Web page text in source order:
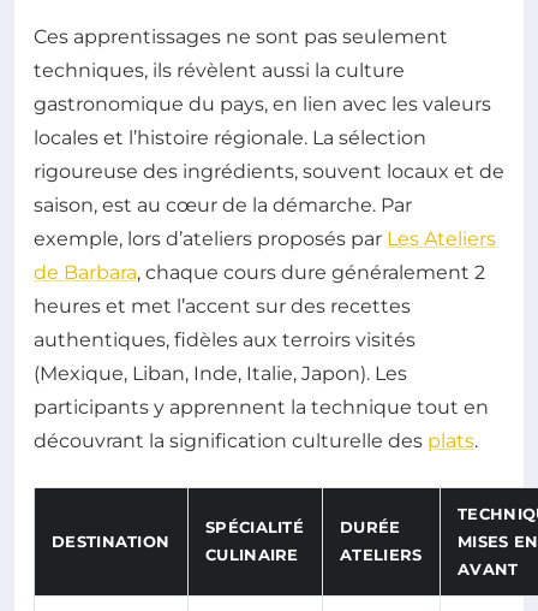
Ces apprentissages ne sont pas seulement
techniques, ils révèlent aussi la culture
gastronomique du pays, en lien avec les valeurs
locales et l’histoire régionale. La sélection
rigoureuse des ingrédients, souvent locaux et de
saison, est au cœur de la démarche. Par
exemple, lors d’ateliers proposés par Les Ateliers
de Barbara, chaque cours dure généralement 2
heures et met l’accent sur des recettes
authentiques, fidèles aux terroirs visités
(Mexique, Liban, Inde, Italie, Japon). Les
participants y apprennent la technique tout en
découvrant la signification culturelle des plats.
DESTINATION
SPÉCIALITÉ
CULINAIRE
DURÉE
ATELIERS
MISES EN
AVANT